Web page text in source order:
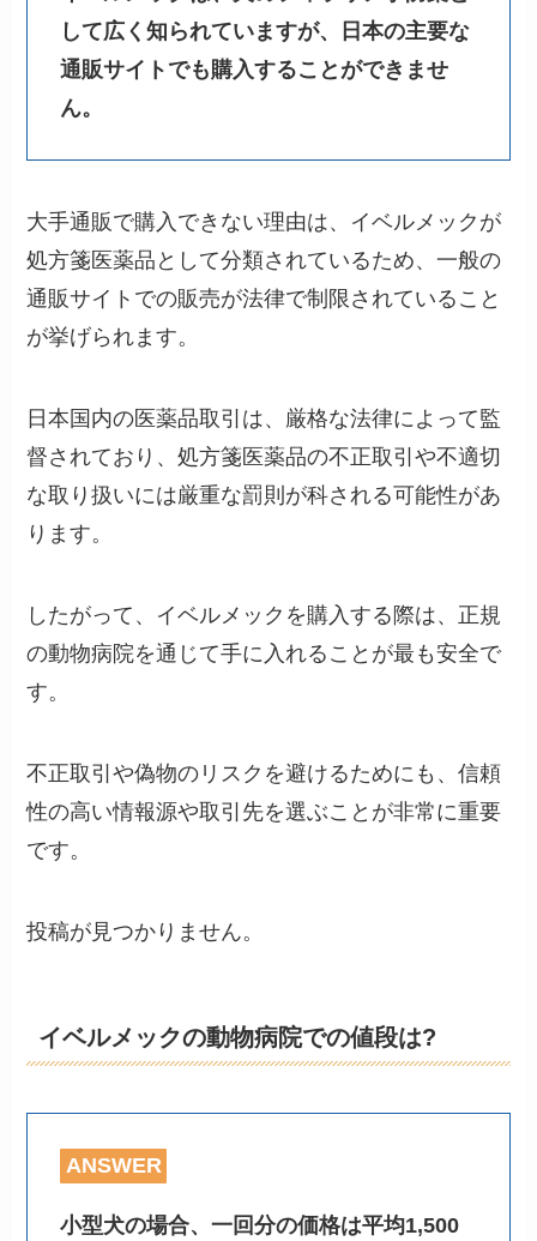
して広く知られていますが、日本の主要な
通販サイトでも購入することができませ
ん。
大手通販で購入できない理由は、イベルメックが
処方箋医薬品として分類されているため、一般の
通販サイトでの販売が法律で制限されていること
が挙げられます。
日本国内の医薬品取引は、厳格な法律によって監
督されており、処方箋医薬品の不正取引や不適切
な取り扱いには厳重な罰則が科される可能性があ
ります。
したがって、イベルメックを購入する際は、正規
の動物病院を通じて手に入れることが最も安全で
す。
不正取引や偽物のリスクを避けるためにも、信頼
性の高い情報源や取引先を選ぶことが非常に重要
です。
投稿が見つかりません。
イベルメックの動物病院での値段は?
ANSWER
小型犬の場合、一回分の価格は平均1,500